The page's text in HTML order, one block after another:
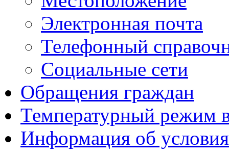
Электронная почта
Телефонный
Социальные сети
Обращения граждан
Температурный режим
Информация об